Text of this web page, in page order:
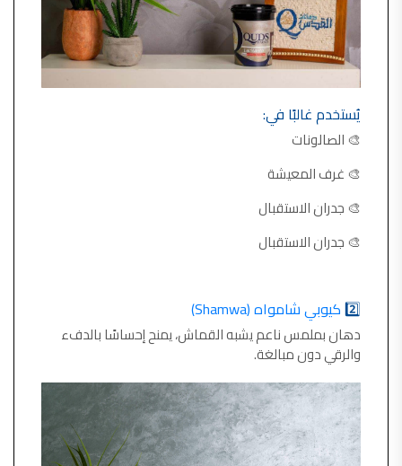
يُستخدم غالبًا في:
🎨 الصالونات
🎨 غرف المعيشة
🎨 جدران الاستقبال
🎨 جدران الاستقبال
2️⃣كيوبي شامواه (Shamwa)
دهان بملمس ناعم يشبه القماش، يمنح إحساسًا بالدفء
والرقي دون مبالغة.